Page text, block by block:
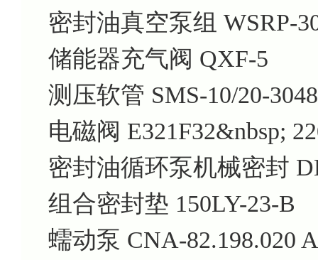
密封油真空泵组 WSRP-
储能器充气阀 QXF-5
测压软管 SMS-10/20-
电磁阀 E321F32&nbsp;
密封油循环泵机械密封
组合密封垫 150LY-23-B
蠕动泵 CNA-82.198.020